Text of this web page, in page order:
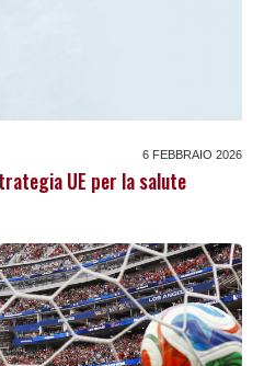
6 FEBBRAIO 2026
UE per la salute